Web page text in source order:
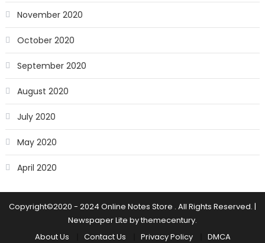
November 2020
October 2020
September 2020
August 2020
July 2020
May 2020
April 2020
Copyright©2020 - 2024 Online Notes Store . All Rights Reserved. |
Newspaper Lite bythemecentury.
About Us
Contact Us Privacy Policy DMCA